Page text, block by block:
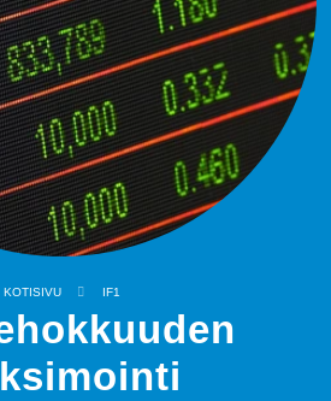
KOTISIVU IF1